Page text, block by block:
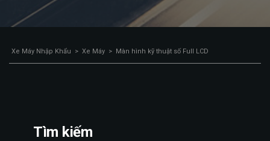
Xe Máy Nhập Khẩu > Xe Máy > Màn hình kỹ thuật số Full LCD
Tìm kiếm